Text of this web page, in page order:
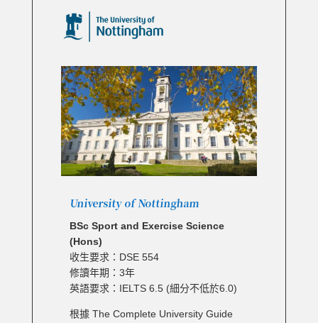
University of Nottingham
BSc Sport and Exercise Science
(Hons)
收生要求：DSE 554
修讀年期：3年
英語要求：IELTS 6.5 (細分不低於6.0)
根據 The Complete University Guide